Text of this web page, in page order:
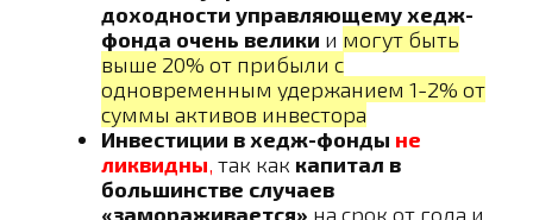
доходности управляющему хедж-
фонда очень велики и могут быть
выше 20% от прибыли с
одновременным удержанием 1-2% от
суммы активов инвестора
Инвестиции в хедж-фонды не
ликвидны, так как капитал в
большинстве случаев
«замораживается» на срок от года и